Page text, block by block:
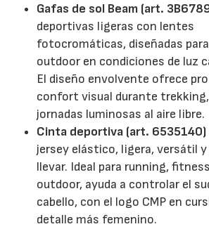
Gafas de sol Beam (art.
deportivas ligeras con lentes
fotocromáticas, diseñadas
outdoor en condiciones de luz
El diseño envolvente ofrece
confort visual durante
jornadas luminosas al aire libre.
Cinta deportiva (art. 6535140)
jersey elástico, ligera, versátil y
llevar. Ideal para running,
outdoor, ayuda a controlar el
cabello, con el logo CMP en
detalle más femenino.